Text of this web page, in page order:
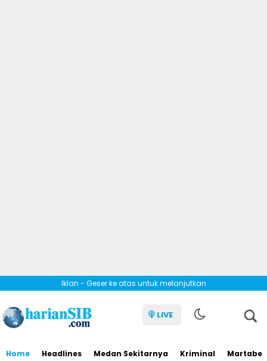
Iklan - Geser ke atas untuk melanjutkan
LIVE
Home Headlines Medan Sekitarnya Kriminal Martabe